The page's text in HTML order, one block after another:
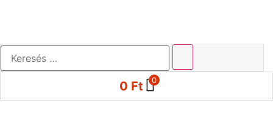
0 Ft 0